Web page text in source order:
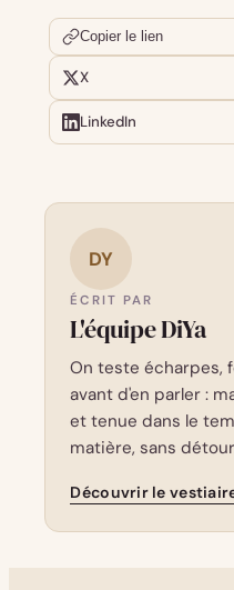
Copier le lien
X
LinkedIn
DY
ÉCRIT PAR
L'équipe DiYa
On teste écharpes,
avant d'en parler :
et tenue dans le
matière, sans
Découvrir le